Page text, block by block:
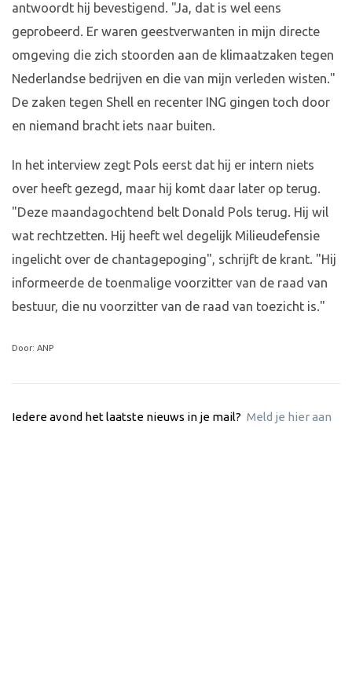
antwoordt hij bevestigend. "Ja, dat is wel eens
geprobeerd. Er waren geestverwanten in mijn directe
omgeving die zich stoorden aan de klimaatzaken tegen
Nederlandse bedrijven en die van mijn verleden wisten."
De zaken tegen Shell en recenter ING gingen toch door
en niemand bracht iets naar buiten.
In het interview zegt Pols eerst dat hij er intern niets
over heeft gezegd, maar hij komt daar later op terug.
"Deze maandagochtend belt Donald Pols terug. Hij wil
wat rechtzetten. Hij heeft wel degelijk Milieudefensie
ingelicht over de chantagepoging", schrijft de krant. "Hij
informeerde de toenmalige voorzitter van de raad van
bestuur, die nu voorzitter van de raad van toezicht is."
Door: ANP
Iedere avond het laatste nieuws in je mail? Meld je hier aan